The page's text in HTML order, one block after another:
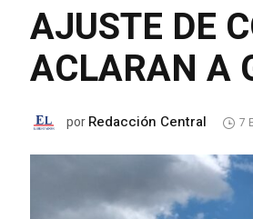
AJUSTE DE
ACLARAN A
porRedacción Central 7